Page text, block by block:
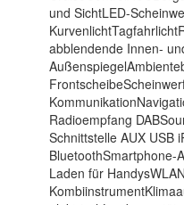
und SichtLED-
abblendende Innen-
Radioempfang
Schnittstelle AUX USB
BluetoothSmartphone-
Laden für